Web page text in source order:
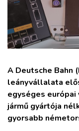
ZÖLDÚT
HAJÓZÁS
BLOG
ARCHÍVUM
WEBSHOP
A Deutsche Bahn
leányvállalata
egységes
jármű gyártója
gyorsabb